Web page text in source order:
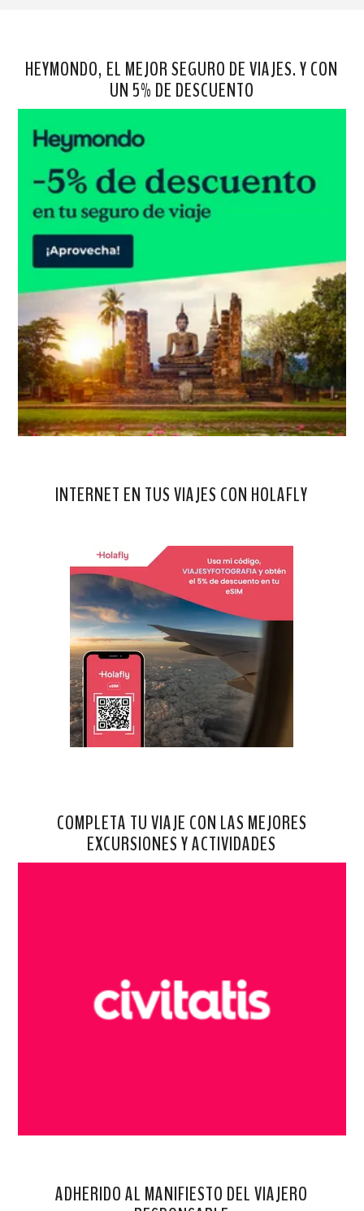
HEYMONDO, EL MEJOR SEGURO DE VIAJES. Y CON
UN 5% DE DESCUENTO
INTERNET EN TUS VIAJES CON HOLAFLY
COMPLETA TU VIAJE CON LAS MEJORES
EXCURSIONES Y ACTIVIDADES
ADHERIDO AL MANIFIESTO DEL VIAJERO